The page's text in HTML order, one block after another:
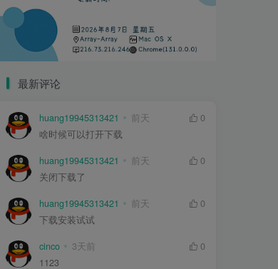
最新评论
huang19945313421 前天
0
啥时候可以打开下载
huang19945313421 前天
0
关闭下载了
huang19945313421 前天
0
下载安装试试
cinco 3天前
0
1123